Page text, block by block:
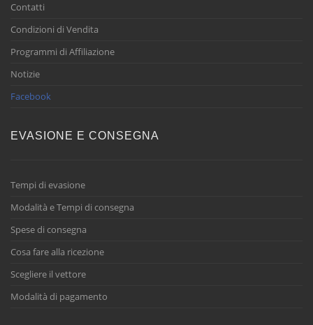
Contatti
Condizioni di Vendita
Programmi di Affiliazione
Notizie
Facebook
EVASIONE E CONSEGNA
Tempi di evasione
Modalità e Tempi di consegna
Spese di consegna
Cosa fare alla ricezione
Scegliere il vettore
Modalità di pagamento